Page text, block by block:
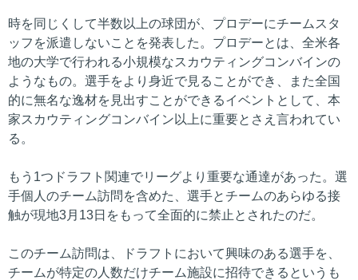
時を同じくして半数以上の球団が、プロデーにチームスタ
ッフを派遣しないことを発表した。プロデーとは、全米各
地の大学で行われる小規模なスカウティングコンバインの
ようなもの。選手をより身近で見ることができ、また全国
的に無名な逸材を見出すことができるイベントとして、本
家スカウティングコンバイン以上に重要とさえ言われてい
る。
もう1つドラフト関連でリーグより重要な通達があった。選
手個人のチーム訪問を含めた、選手とチームのあらゆる接
触が現地3月13日をもって全面的に禁止とされたのだ。
このチーム訪問は、ドラフトにおいて興味のある選手を、
チームが特定の人数だけチーム施設に招待できるというも